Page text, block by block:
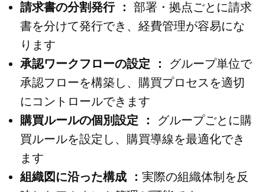
請求書の分割発行 ：
部署・拠点ごとに請求
書を分けて発行でき、経費管理が容易にな
ります
承認ワークフローの設定 ：
グループ単位で
承認フローを構築し、購買プロセスを適切
にコントロールできます
購買ルールの個別設定 ：
グループごとに購
買ルールを設定し、購買導線を最適化でき
ます
組織図に沿った構成 ： 実際の組織体制を反